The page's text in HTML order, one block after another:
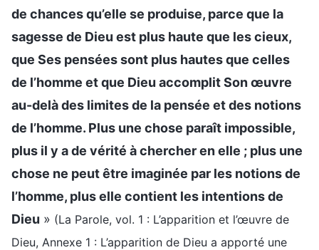
de chances qu’elle se produise, parce que la
sagesse de Dieu est plus haute que les cieux,
que Ses pensées sont plus hautes que celles
de l’homme et que Dieu accomplit Son œuvre
au-delà des limites de la pensée et des notions
de l’homme. Plus une chose paraît impossible,
plus il y a de vérité à chercher en elle ; plus une
chose ne peut être imaginée par les notions de
l’homme, plus elle contient les intentions de
Dieu » (La Parole, vol. 1 : L’apparition et l’œuvre de
Dieu, Annexe 1 : L’apparition de Dieu a apporté une